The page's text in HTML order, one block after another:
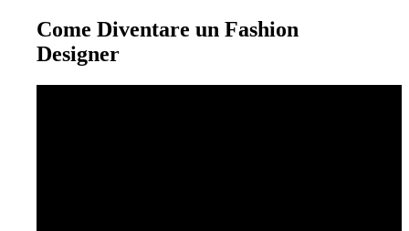
Come Diventare un Fashion
Designer